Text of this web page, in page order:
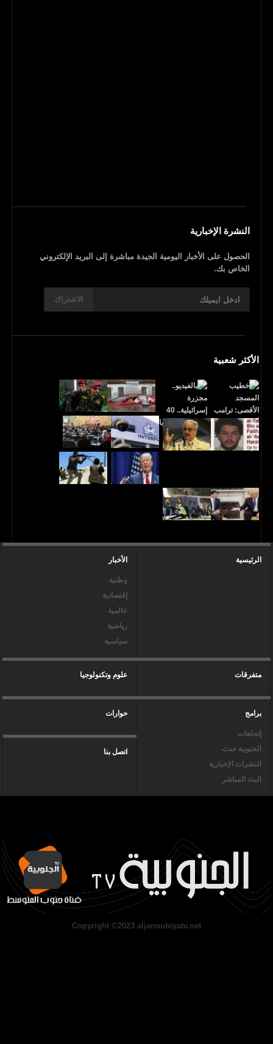
النشرة الإخبارية
الحصول على الأخبار اليومية الجيدة مباشرة إلى البريد الإلكتروني
الخاص بك.
الاشتراك
الأكثر شعبية
الرئيسية الأخبار
وطنية
إقتصادية
عالمية
رياضية
سياسية
متفرقات علوم وتكنولوجيا
برامج
إتجاهات
الجنوبية حدث
النشرات الإخبارية
البث المباشر
حوارات
اتصل بنا
Copyright ©2023 aljanoubiyatv.net